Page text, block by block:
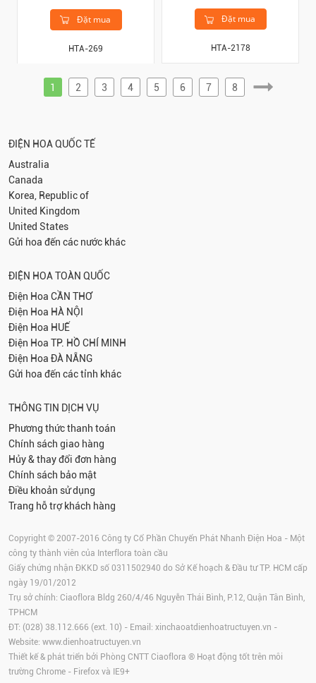
Đặt mua
HTA-269
Đặt mua
HTA-2178
1 2 3 4 5 6 7 8
ĐIỆN HOA QUỐC TẾ
Australia
Canada
Korea, Republic of
United Kingdom
United States
Gửi hoa đến các nước khác
ĐIỆN HOA TOÀN QUỐC
Điện Hoa CẦN THƠ
Điện Hoa HÀ NỘI
Điện Hoa HUẾ
Điện Hoa TP. HỒ CHÍ MINH
Điện Hoa ĐÀ NẴNG
Gửi hoa đến các tỉnh khác
THÔNG TIN DỊCH VỤ
Phương thức thanh toán
Chính sách giao hàng
Hủy & thay đổi đơn hàng
Chính sách bảo mật
Điều khoản sử dụng
Trang hỗ trợ khách hàng
Copyright © 2007-2016 Công ty Cổ Phần Chuyển Phát Nhanh Điện Hoa - Một
công ty thành viên của Interflora toàn cầu
Giấy chứng nhận ĐKKD số 0311502940 do Sở Kế hoạch & Đầu tư TP. HCM cấp
ngày 19/01/2012
Trụ sở chính: Ciaoflora Bldg 260/4/46 Nguyễn Thái Bình, P.12, Quận Tân Bình,
TPHCM
ĐT: (028) 38.112.666 (ext. 10) - Email: xinchaoatdienhoatructuyen.vn -
Website: www.dienhoatructuyen.vn
Thiết kế & phát triển bởi Phòng CNTT Ciaoflora ® Hoạt động tốt trên môi
trường Chrome - Firefox và IE9+